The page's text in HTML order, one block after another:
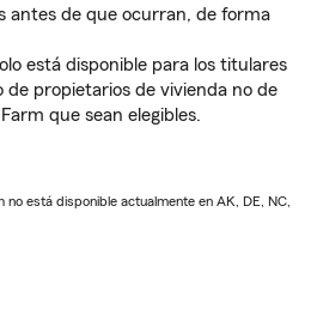
antes de que ocurran, de forma
está disponible para los titulares
de propietarios de vivienda no de
que sean elegibles.
está disponible actualmente en AK, DE, NC,